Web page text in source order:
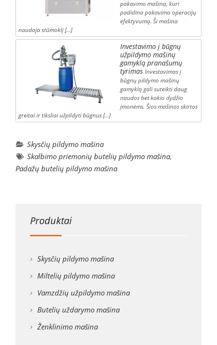
pakavimo mašina, kuri
padidina pakavimo operacijų
efektyvumą. Ši mašina
naudoja stūmoklį […]
Investavimo į būgnų
užpildymo mašinų
gamyklą pranašumų
tyrimas Investavimas į
būgnų pildymo mašinų
gamyklą gali suteikti daug
naudos bet kokio dydžio
įmonėms. Šios mašinos skirtos
greitai ir tiksliai užpildyti būgnus […]
Skysčių pildymo mašina
Skalbimo priemonių butelių pildymo mašina,
Padažų butelių pildymo mašina
Produktai
Skysčių pildymo mašina
Miltelių pildymo mašina
Vamzdžių užpildymo mašina
Butelių uždarymo mašina
Ženklinimo mašina